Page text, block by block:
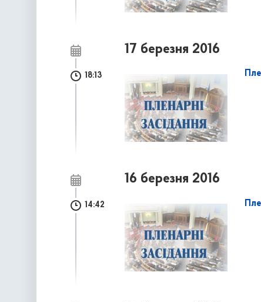
17 березня 2016
18:13
16 березня 2016
14:42